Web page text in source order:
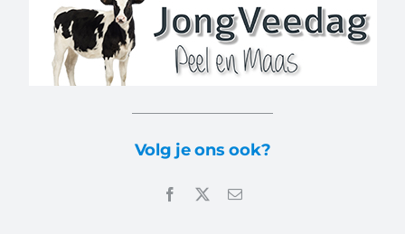
Volg je ons ook?